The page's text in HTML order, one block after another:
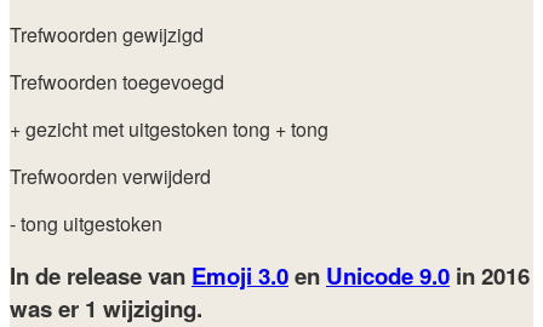
Trefwoorden gewijzigd
Trefwoorden toegevoegd
+ gezicht met uitgestoken tong + tong
Trefwoorden verwijderd
- tong uitgestoken
In de release van Emoji 3.0en Unicode 9.0 in 2016
was er 1 wijziging.